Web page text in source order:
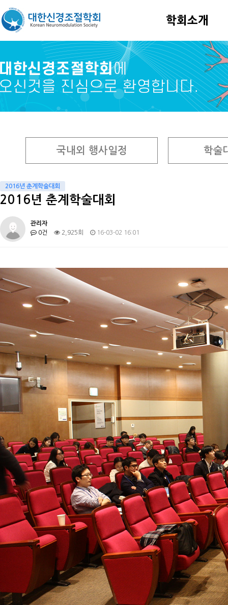
학회소개
국내외 행사일정 학술
2016년 춘계학술대회
2016년 춘계학술대회
관리자
0건
2,925회 16-03-02 16:01